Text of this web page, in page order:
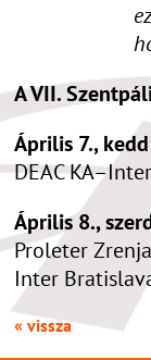
A VII.
Április 7.,
DEAC
Április 8.,
Proleter
Inter
« vissza